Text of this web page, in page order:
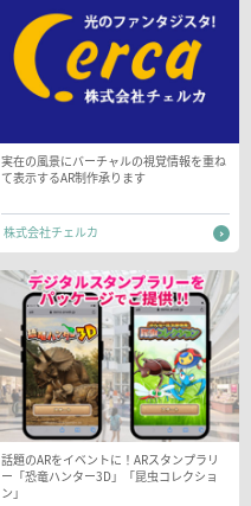
実在の風景にバーチャルの視覚情報を重ね
て表示するAR制作承ります
株式会社チェルカ
話題のARをイベントに！ARスタンプラリ
ー「恐竜ハンター3D」「昆虫コレクショ
ン」